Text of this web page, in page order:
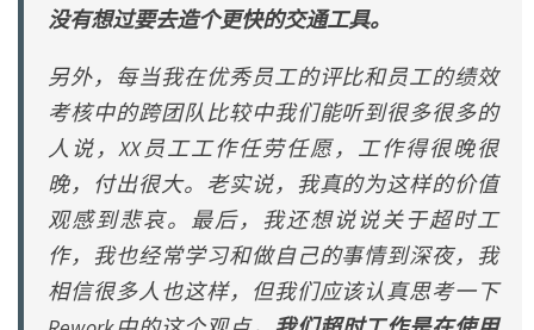
没有想过要去造个更快的交通工具。
另外，每当我在优秀员工的评比和员工的绩效
考核中的跨团队比较中我们能听到很多很多的
人说，XX员工工作任劳任愿，工作得很晚很
晚，付出很大。老实说，我真的为这样的价值
观感到悲哀。最后，我还想说说关于超时工
作，我也经常学习和做自己的事情到深夜，我
相信很多人也这样，但我们应该认真思考一下